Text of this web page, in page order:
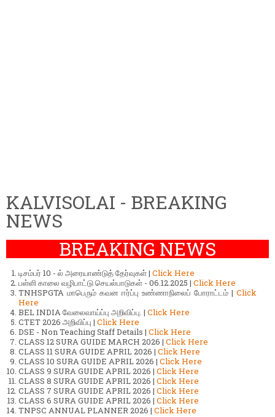
KALVISOLAI - BREAKING
NEWS
BREAKING NEWS
டிசம்பர் 10 - ல் அரையாண்டுத் தேர்வுகள் | Click Here
பள்ளி காலை வழிபாட்டு செயல்பாடுகள் - 06.12.2025 | Click Here
TNHSPGTA மாபெரும் கவன ஈர்ப்பு உண்ணாநிலைப் போராட்டம் | Click
Here
BEL INDIA வேலைவாய்ப்பு அறிவிப்பு. | Click Here
CTET 2026 அறிவிப்பு | Click Here
DSE - Non Teaching Staff Details | Click Here
CLASS 12 SURA GUIDE MARCH 2026 | Click Here
CLASS 11 SURA GUIDE APRIL 2026 | Click Here
CLASS 10 SURA GUIDE APRIL 2026 | Click Here
CLASS 9 SURA GUIDE APRIL 2026 | Click Here
CLASS 8 SURA GUIDE APRIL 2026 | Click Here
CLASS 7 SURA GUIDE APRIL 2026 | Click Here
CLASS 6 SURA GUIDE APRIL 2026 | Click Here
TNPSC ANNUAL PLANNER 2026 | Click Here